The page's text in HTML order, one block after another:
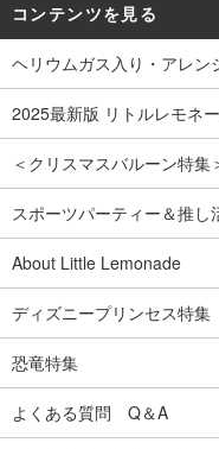
コンテンツを見る
ヘリウムガス入り・アレ
2025最新版 リトルレモネ
＜クリスマスバルーン特
スポーツパーティー＆推
About Little Lemonade
ディズニープリンセス特集
恐竜特集
よくある質問 Q＆A